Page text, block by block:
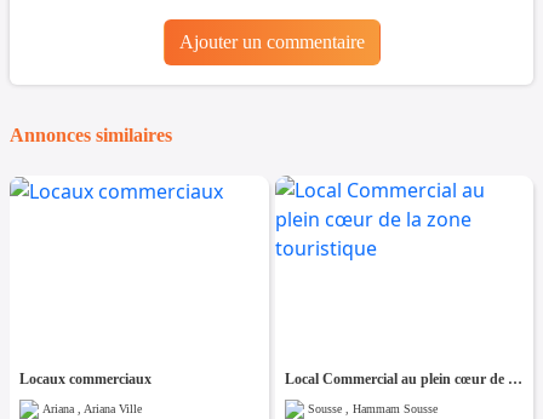
Ajouter un commentaire
Annonces similaires
Locaux commerciaux
Ariana , Ariana Ville
Local Commercial au plein cœur de la zone touristique
Sousse , Hammam Sousse